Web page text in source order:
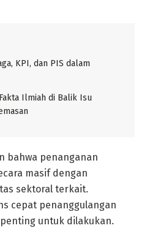
KPI, dan PIS dalam
Ilmiah di Balik Isu
bahwa penanganan
masif dengan
sektoral terkait.
cepat penanggulangan
untuk dilakukan.